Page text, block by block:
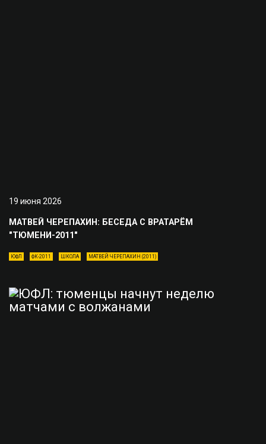
19 июня 2026
МАТВЕЙ ЧЕРЕПАХИН: БЕСЕДА С ВРАТАРЁМ
"ТЮМЕНИ-2011"
ЮФЛ ФК-2011 ШКОЛА МАТВЕЙ ЧЕРЕПАХИН (2011)